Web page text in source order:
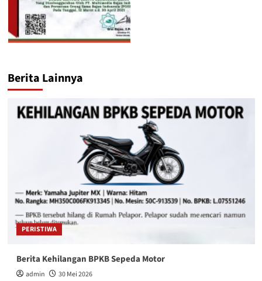
Berita Lainnya
PERISTIWA
Berita Kehilangan BPKB Sepeda Motor
admin 30 Mei 2026